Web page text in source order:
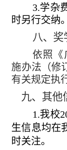
3.学杂
时另行交纳。
八、奖
依照《
施办法（修
有关规定执
九、其他
1.我校
生信息均在
时关注。